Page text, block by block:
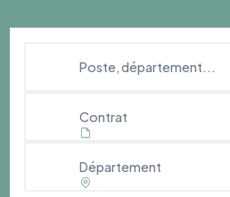
Contrat
Département